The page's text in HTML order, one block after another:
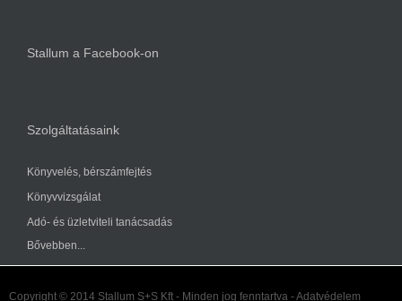
Stallum a Facebook-on
Szolgáltatásaink
Könyvelés, bérszámfejtés
Könyvvizsgálat
Adó- és üzletviteli tanácsadás
Bővebben...
Copyright © 2014 Stallum S+S Kft - Minden jog fenntartva -Adatvédelem